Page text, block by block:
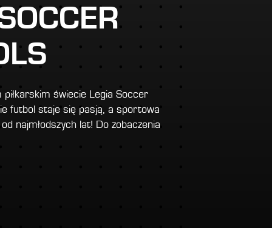
świecie Legia Soccer
futbol staje się pasją, a sportowa
najmłodszych lat! Do zobaczenia